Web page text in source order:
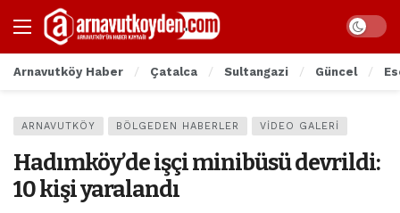
Arnavutköy Haber Çatalca Sultangazi Güncel
ARNAVUTKÖY BÖLGEDEN HABERLER VIDEO GALERI
Hadımköy’de işçi minibüsü devrildi:
10 kişi yaralandı